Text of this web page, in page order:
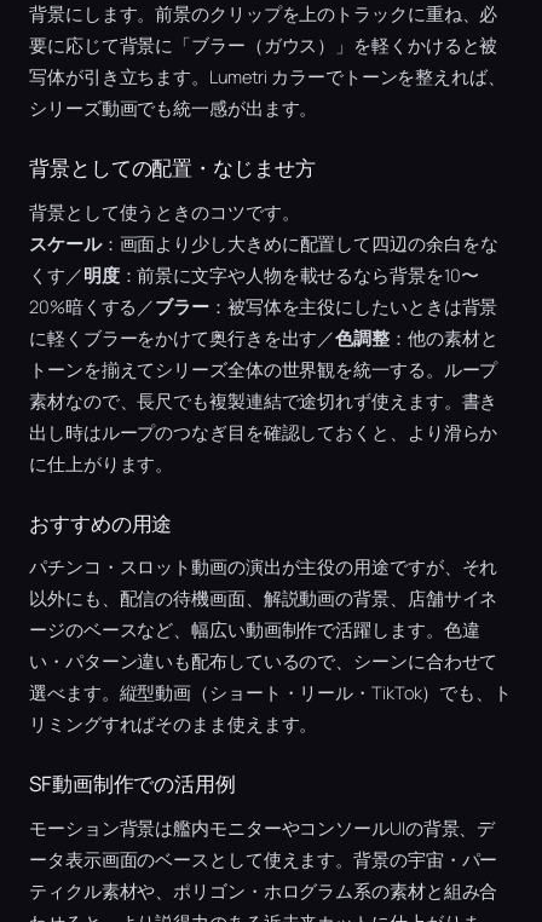
背景にします。前景のクリップを上のトラックに重ね、必
要に応じて背景に「ブラー（ガウス）」を軽くかけると被
写体が引き立ちます。Lumetri カラーでトーンを整えれば、
シリーズ動画でも統一感が出ます。
背景としての配置・なじませ方
背景として使うときのコツです。
スケール：画面より少し大きめに配置して四辺の余白をな
くす／明度：前景に文字や人物を載せるなら背景を10〜
20%暗くする／ブラー：被写体を主役にしたいときは背景
に軽くブラーをかけて奥行きを出す／色調整 ：他の素材と
トーンを揃えてシリーズ全体の世界観を統一する。ループ
素材なので、長尺でも複製連結で途切れず使えます。書き
出し時はループのつなぎ目を確認しておくと、より滑らか
に仕上がります。
おすすめの用途
パチンコ・スロット動画の演出が主役の用途ですが、それ
以外にも、配信の待機画面、解説動画の背景、店舗サイネ
ージのベースなど、幅広い動画制作で活躍します。色違
い・パターン違いも配布しているので、シーンに合わせて
選べます。縦型動画（ショート・リール・TikTok）でも、ト
リミングすればそのまま使えます。
SF動画制作での活用例
モーション背景は艦内モニターやコンソールUIの背景、デ
ータ表示画面のベースとして使えます。背景の宇宙・パー
ティクル素材や、ポリゴン・ホログラム系の素材と組み合